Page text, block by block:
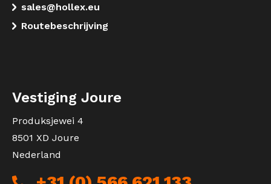
sales@hollex.eu
Routebeschrijving
Vestiging Joure
Produksjewei 4
8501 XD Joure
Nederland